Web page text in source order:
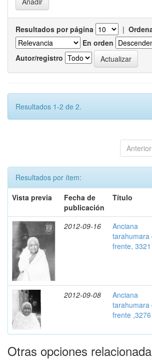
Resultados por página |
En orden
Autor/registro
Resultados 1-2 de 2.
Anterior
Resultados por ítem:
Vista previa
Fecha de
publicación
Título
2012-09-16
Anciana
tarahumara
frente, 3321
2012-09-08
Anciana
tarahumara
frente ,3276
Otras opciones